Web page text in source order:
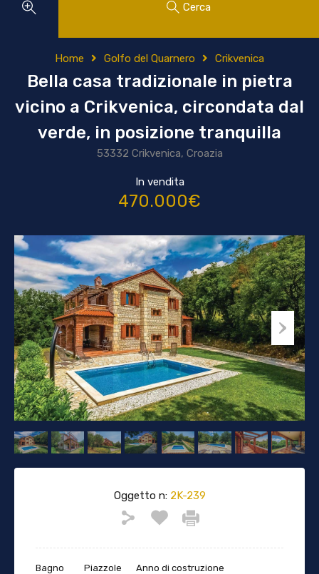
Cerca
Home Golfo del Quarnero Crikvenica
Bella casa tradizionale in pietra
vicino a Crikvenica, circondata dal
verde, in posizione tranquilla
53332 Crikvenica, Croazia
In vendita
470.000€
Oggetto n:2K-239
Bagno Piazzole Anno di costruzione